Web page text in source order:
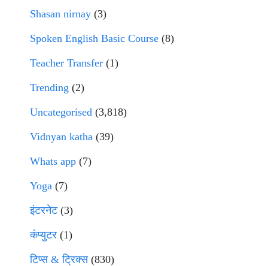
Shasan nirnay (3)
Spoken English Basic Course (8)
Teacher Transfer (1)
Trending (2)
Uncategorised (3,818)
Vidnyan katha (39)
Whats app (7)
Yoga (7)
इंटरनेट(3)
कंप्युटर (1)
टिप्स & ट्रिक्स(830)